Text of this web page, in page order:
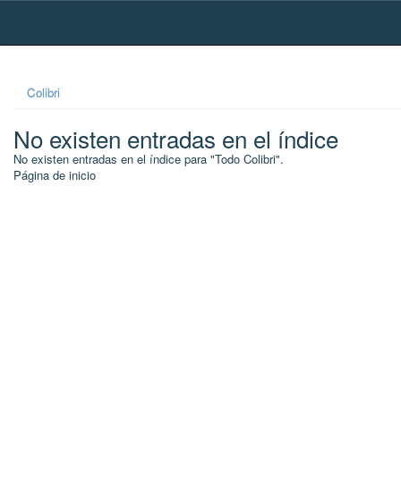
Skip
Colibri
No existen entradas en el índice
No existen entradas en el índice para "Todo Colibri".
Página de inicio